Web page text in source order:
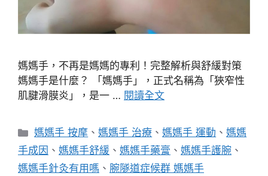
媽媽手，不再是媽媽的專利！完整解析與舒緩對策
媽媽手是什麼？ 「媽媽手」，正式名稱為「狹窄性
肌腱滑膜炎」，是一 … 閱讀全文
分
類
媽媽手 按摩 、媽媽手 治療 、媽媽手 運動 、媽媽
手成因 、 媽媽手舒緩 、 媽媽手藥膏 、 媽媽手護腕 、
媽媽手針灸有用嗎 、 腕隧道症候群 媽媽手